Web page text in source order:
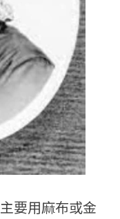
要用麻布或金